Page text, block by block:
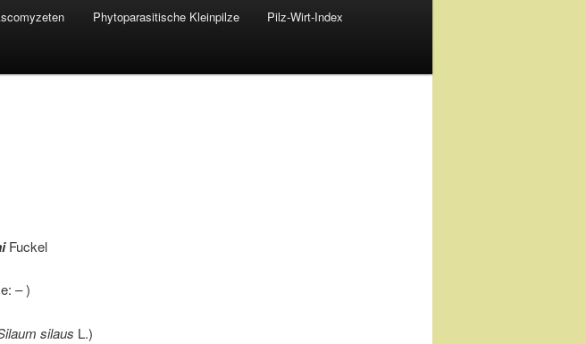
Phytoparasitische Kleinpilze Pilz-Wirt-Index
Fuckel
– )
silaus L.)